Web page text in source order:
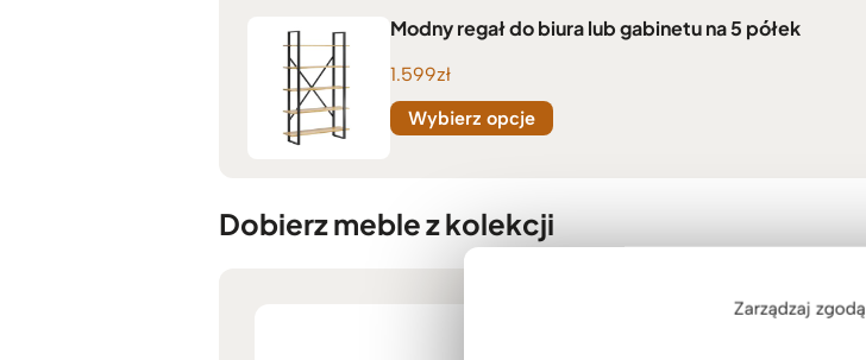
Zarządzaj zgodą
Modny regał do biura lub gabinetu na 5 półek
1.599zł
Wybierz opcje
Dobierz meble z kolekcji